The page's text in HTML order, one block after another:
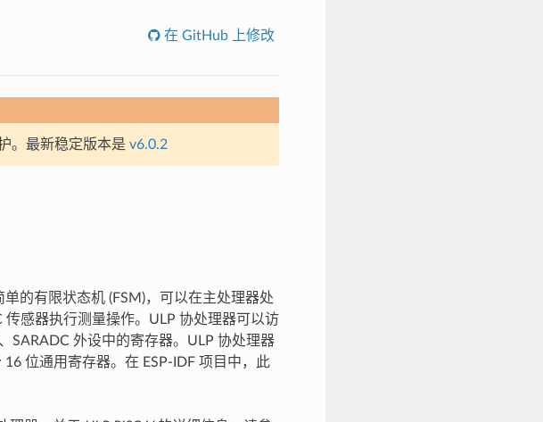
在 GitHub 上修改
。最新稳定版本是 v6.0.2
的有限状态机 (FSM)，可以在主处理器处
感器执行测量操作。ULP 协处理器可以访
SARADC 外设中的寄存器。ULP 协处理器
位通用寄存器。在 ESP-IDF 项目中，此